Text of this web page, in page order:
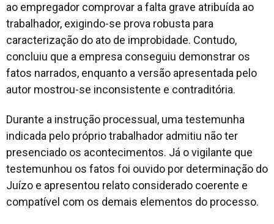
ao empregador comprovar a falta grave atribuída ao
trabalhador, exigindo-se prova robusta para
caracterização do ato de improbidade. Contudo,
concluiu que a empresa conseguiu demonstrar os
fatos narrados, enquanto a versão apresentada pelo
autor mostrou-se inconsistente e contraditória.
Durante a instrução processual, uma testemunha
indicada pelo próprio trabalhador admitiu não ter
presenciado os acontecimentos. Já o vigilante que
testemunhou os fatos foi ouvido por determinação do
Juízo e apresentou relato considerado coerente e
compatível com os demais elementos do processo.